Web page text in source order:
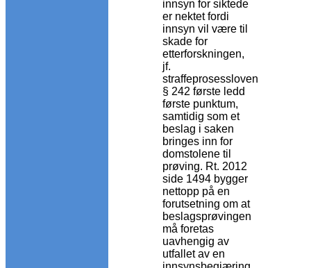
innsyn for siktede
er nektet fordi
innsyn vil være til
skade for
etterforskningen,
jf.
straffeprosessloven
§ 242 første ledd
første punktum,
samtidig som et
beslag i saken
bringes inn for
domstolene til
prøving. Rt. 2012
side 1494 bygger
nettopp på en
forutsetning om at
beslagsprøvingen
må foretas
uavhengig av
utfallet av en